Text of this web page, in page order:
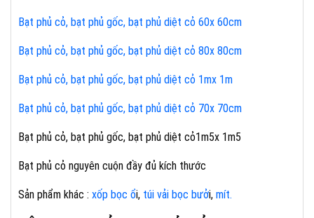
Bạt phủ cỏ, bạt phủ gốc, bạt phủ diệt cỏ 60x 60cm
Bạt phủ cỏ, bạt phủ gốc, bạt phủ diệt cỏ 80x 80cm
Bạt phủ cỏ, bạt phủ gốc, bạt phủ diệt cỏ 1mx 1m
Bạt phủ cỏ, bạt phủ gốc, bạt phủ diệt cỏ 70x 70cm
Bạt phủ cỏ, bạt phủ gốc, bạt phủ diệt cỏ1m5x 1m5
Bạt phủ cỏ nguyên cuộn đầy đủ kích thước
Sản phẩm khác : xốp bọc ổi, túi vải bọc bưởi, mít.